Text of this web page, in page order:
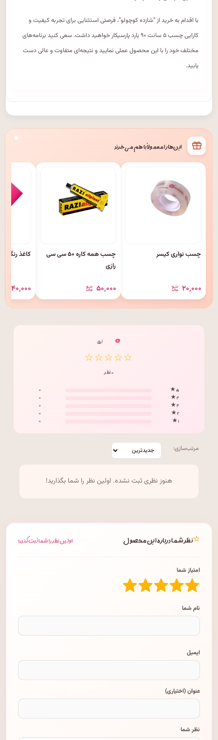
با اقدام به خرید از “شازده کوچولو”، فرصتی استثنایی برای تجربه کیفیت و
کارایی چسب ۵ سانت ۹۰ یارد پارسیکار خواهید داشت. سعی کنید برنامه‌های
مختلف خود را با این محصول عملی نمایید و نتیجه‌ای متفاوت و عالی دست
یابید.
این‌ها را معمولاً با هم می‌خرند
چسب نواری کیسر
۲۰٬۰۰۰
چسب همه کاره ۵۰ سی سی
رازی
۵۰٬۰۰۰
کاغذ رنگی ۱۰ برگی گلاسه
۴۰٬۰۰۰
۰ / ۵
☆☆☆☆☆
۰ نظر
۵ ★
۰
۴ ★
۰
۳ ★
۰
۲ ★
۰
۱ ★
۰
مرتب‌سازی:
هنوز نظری ثبت نشده. اولین نظر را شما بگذارید!
⭐نظر شما درباره این محصول اولین نظر را شما ثبت کنید!
امتیاز شما
نام شما
ایمیل
عنوان (اختیاری)
نظر شما